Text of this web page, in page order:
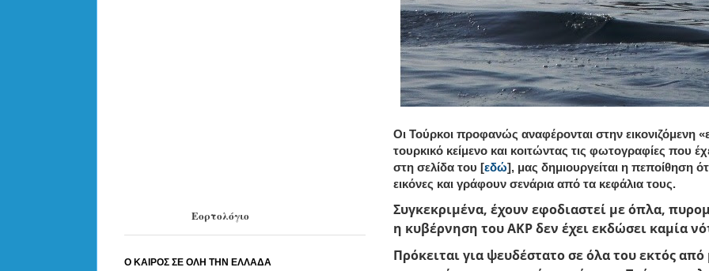
Οι Τούρκοι προφανώς αναφέρονται στην εικονιζόμενη
τουρκικό κείμενο και κοιτώντας τις φωτογραφίες που
στη σελίδα του [εδώ], μας δημιουργείται η πεποίθηση
εικόνες και γράφουν σενάρια από τα κεφάλια τους.
Συγκεκριμένα, έχουν εφοδιαστεί με όπλα,
η κυβέρνηση του ΑΚΡ δεν έχει εκδώσει καμία
Πρόκειται για ψευδέστατο σε όλα του εκτός από
Εορτολόγιο
Ο ΚΑΙΡΟΣ ΣΕ ΟΛΗ ΤΗΝ ΕΛΛΑΔΑ